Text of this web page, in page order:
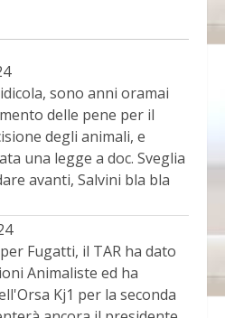
sono anni oramai
delle pene per il
degli animali, e
una legge a doc. Sveglia
avanti, Salvini bla bla
Fugatti, il TAR ha dato
Animaliste ed ha
Kj1 per la seconda